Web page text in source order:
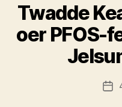
Twadde
oer PFOS-